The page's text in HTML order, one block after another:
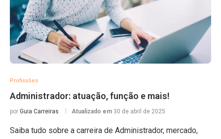
Profissões
Administrador: atuação, função e mais!
por Guia Carreiras Atualizado em 30 de abril de 2025
Saiba tudo sobre a carreira de Administrador, mercado,